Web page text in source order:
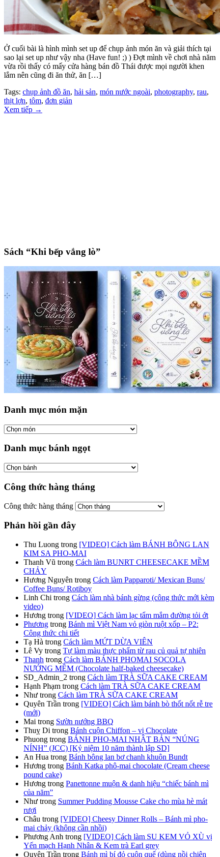
Ở cuối bài là hình mình set up để chụp ảnh món ăn và giải thích tại
sao lại set up như vậy nha (Have fun! ;) ) Đợt mình về chơi nhà năm
vừa rồi thấy có mấy cửa hàng bán đồ Thái được mọi người khen
lắm nên cũng đi ăn thử, ăn […]
Tags: chụp ảnh đồ ăn, hải sản, món nước ngoài, photography, rau,
thịt lợn, tôm, đơn giản
Xem tiếp →
Sách “Khi bếp vắng lò”
Danh mục món mặn
Danh mục bánh ngọt
Công thức hàng tháng
Công thức hàng tháng
Phản hồi gần đây
Thu Luong trong [VIDEO] Cách làm BÁNH BÔNG LAN
KIM SA PHO-MAI
Thanh Vũ trong Cách làm BUNRT CHEESECAKE MỀM
CHẢY
Hương Nguyên trong Cách làm Papparoti/ Mexican Buns/
Coffee Buns/ Rotiboy
Linh Chi trong Cách làm nhà bánh gừng (công thức mới kèm
video)
Hương trong [VIDEO] Cách làm lạc tẩm mắm đường tỏi ớt
Phương trong Bánh mì Việt Nam vỏ giòn ruột xốp – P2:
Công thức chi tiết
Tạ Hà trong Cách làm MỨT DỪA VIÊN
Lê Vy trong Tự làm màu thực phẩm từ rau củ quả tự nhiên
Thanh trong Cách làm BÁNH PHOMAI SOCOLA
NƯỚNG MỀM (Chocolate half-baked cheesecake)
SD_Admin_2 trong Cách làm TRÀ SỮA CAKE CREAM
Hạnh Phạm trong Cách làm TRÀ SỮA CAKE CREAM
Như trong Cách làm TRÀ SỮA CAKE CREAM
Quyên Trần trong [VIDEO] Cách làm bánh bò thốt nốt rễ tre
(mới)
Mai trong Sườn nướng BBQ
Thuỵ Di trong Bánh cuộn Chiffon – vị Chocolate
Phuong trong BÁNH PHO-MAI NHẬT BẢN “NÚNG
NÍNH” (JCC) [Kỷ niệm 10 năm thành lập SD]
An Hua trong Bánh bông lan bơ chanh khuôn Bundt
Hương trong Bánh Katka phô-mai chocolate (Cream cheese
pound cake)
Hương trong Panettonne muộn & danh hiệu “chiếc bánh mì
của năm”
Như trong Summer Pudding Mousse Cake cho mùa hè mát
rượi
Châu trong [VIDEO] Cheesy Dinner Rolls – Bánh mì pho-
mai chảy (không cần nhồi)
Phương Anh trong [VIDEO] Cách làm SU KEM VỎ XÙ vị
Yến mạch Hạnh Nhân & Kem trà Earl grey
Quyên Trần trong Bánh mì bí đỏ cuộn quế (dùng nồi chiên